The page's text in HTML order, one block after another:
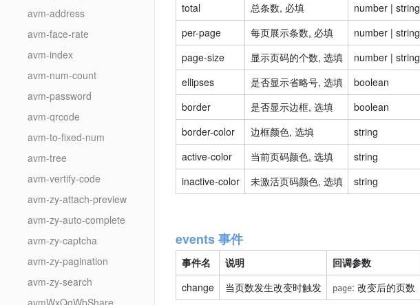
avm-address
avm-face-rate
avm-index
avm-num-count
avm-password
avm-qrcode
avm-to-fixed-num
avm-tree
avm-vertify-code
avm-zy-attach-preview
avm-zy-auto-complete
avm-zy-captcha
avm-zy-pagination
avm-zy-search
avmWxQqWbShare
total
总条数, 必填 number | string
per-page
每页展示条数, 必填 number | string
page-size
显示页码的个数, 选填 number | string
ellipses
是否显示省略号, 选填 boolean
border
是否显示边框, 选填 boolean
border-color
边框颜色, 选填 string
active-color
当前页码颜色, 选填 string
inactive-color
未激活页码颜色, 选填 string
events 事件
事件名 说明
回调参数
change
当页数发生改变时触发 page: 改变后的页数